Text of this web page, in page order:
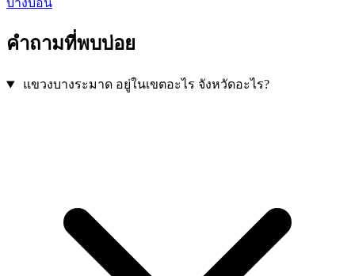
คำถามที่พบบ่อย
แขวงบางระมาด อยู่ในเขตอะไร จังหวัดอะไร?